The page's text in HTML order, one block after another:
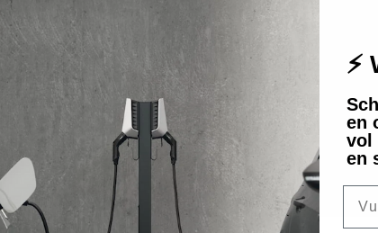
Découvrez comment une
votre facture d'énergie et
en
vol
en